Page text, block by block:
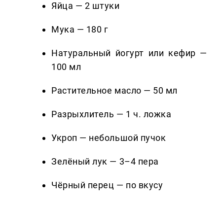
Яйца — 2 штуки
Мука — 180 г
Натуральный йогурт или кефир —
100 мл
Растительное масло — 50 мл
Разрыхлитель — 1 ч. ложка
Укроп — небольшой пучок
Зелёный лук — 3–4 пера
Чёрный перец — по вкусу